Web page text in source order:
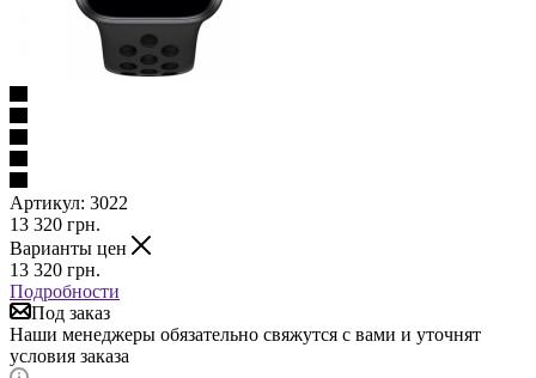
Артикул: 3022
13 320 грн.
Варианты цен
13 320 грн.
Подробности
Под заказ
Наши менеджеры обязательно свяжутся с вами и уточнят
условия заказа